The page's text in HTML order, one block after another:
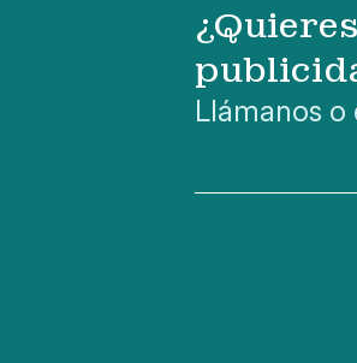
Llámanos o